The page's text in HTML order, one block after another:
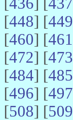
[448] [449
[460] [461
[472] [473
[484] [485
[496] [497
[508] [509